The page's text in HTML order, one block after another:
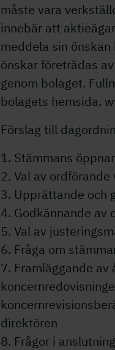
måste vara
innebär att
meddela sin
önskar företrädas
genom bolaget.
bolagets hemsida,
Förslag till
1. Stämmans
2. Val av
3. Upprättande och
4. Godkännande av
5. Val av
6. Fråga om
7. Framläggande av
direktören
8. Frågor i